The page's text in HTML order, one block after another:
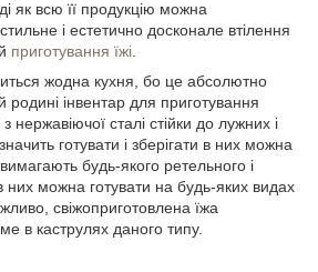
як всю її продукцію можна
і естетично досконале втілення
приготування їжі
жодна кухня, бо це абсолютно
родині інвентар для приготування
нержавіючої сталі стійки до лужних і
готувати і зберігати в них можна
будь-якого ретельного і
них можна готувати на будь-яких видах
свіжоприготовлена їжа
в каструлях даного типу.